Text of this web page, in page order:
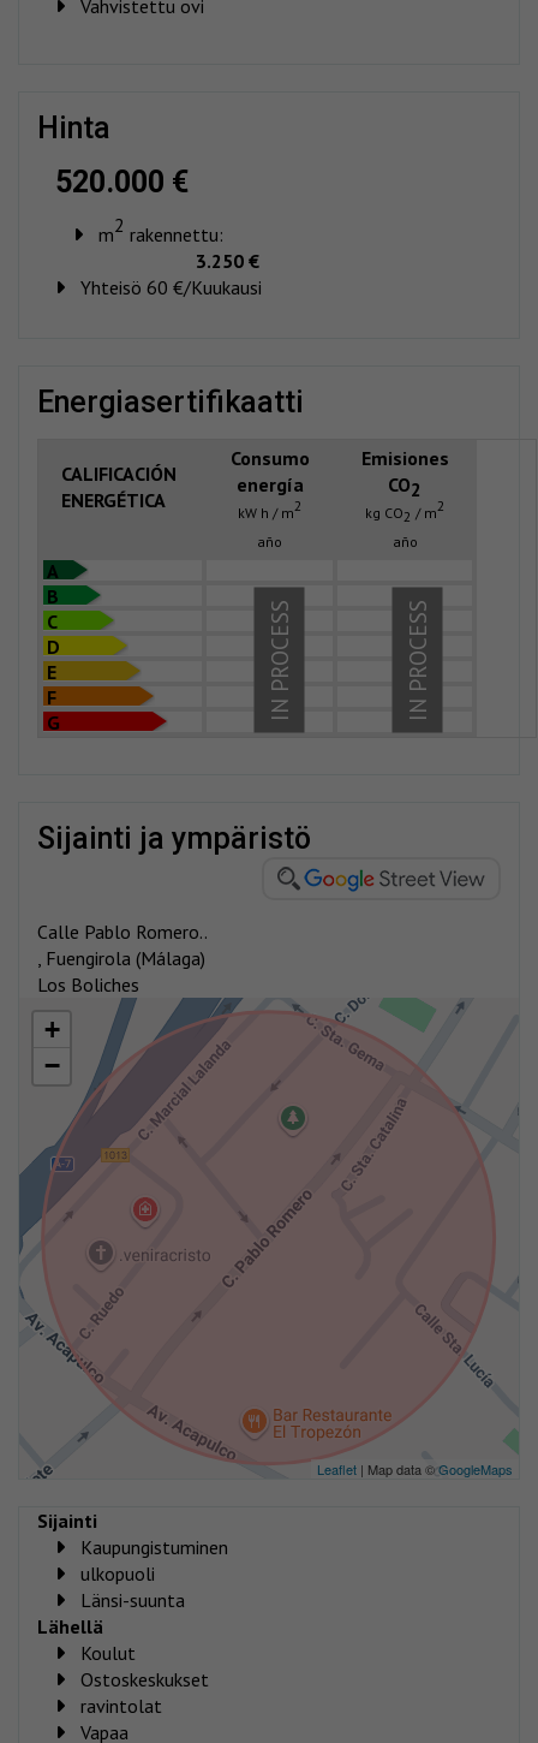
Vahvistettu ovi
hinta
520.000 €
m2 rakennettu:
3.250 €
Yhteisö 60 €/Kuukausi
energiasertifikaatti
CALIFICACIÓN
ENERGÉTICA
Consumo
energía
kW h / m2
año
Emisiones
CO2
kg CO2 / m2
año
A
B
C
D
E
F
G
IN PROCESS
IN PROCESS
sijainti ja ympäristö
Calle Pablo Romero..
, Fuengirola (Málaga)
Los Boliches
+
−
Leaflet | Map data ©GoogleMaps
Sijainti
Kaupungistuminen
ulkopuoli
Länsi-suunta
Lähellä
Koulut
Ostoskeskukset
ravintolat
Vapaa